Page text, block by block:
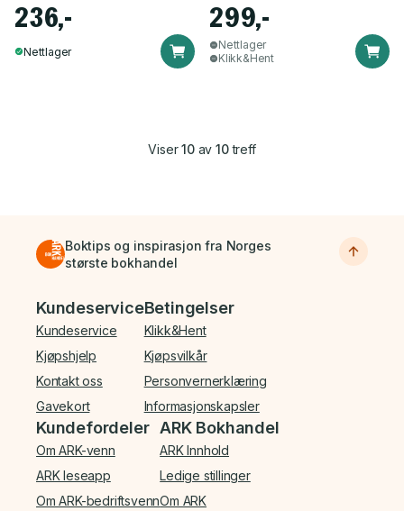
236,-
Nettlager
299,-
Nettlager
Klikk&Hent
Viser10av 10treff
Boktips og inspirasjon fra Norges
største bokhandel
Bunnmeny
Kundeservice
Kundeservice
Kjøpshjelp
Kontakt oss
Gavekort
Betingelser
Klikk&Hent
Kjøpsvilkår
Personvernerklæring
Informasjonskapsler
Kundefordeler
Om ARK-venn
ARK leseapp
Om ARK-bedriftsvenn
ARK Bokhandel
ARK Innhold
Ledige stillinger
Om ARK